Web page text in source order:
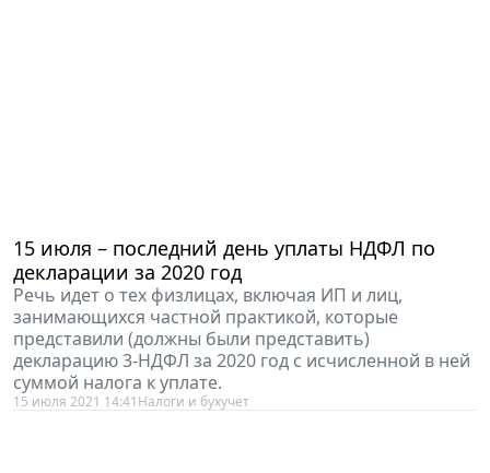
15 июля – последний день уплаты НДФЛ по
декларации за 2020 год
Речь идет о тех физлицах, включая ИП и лиц,
занимающихся частной практикой, которые
представили (должны были представить)
декларацию 3-НДФЛ за 2020 год с исчисленной в ней
суммой налога к уплате.
15 июля 2021 14:41 Налоги и бухучет